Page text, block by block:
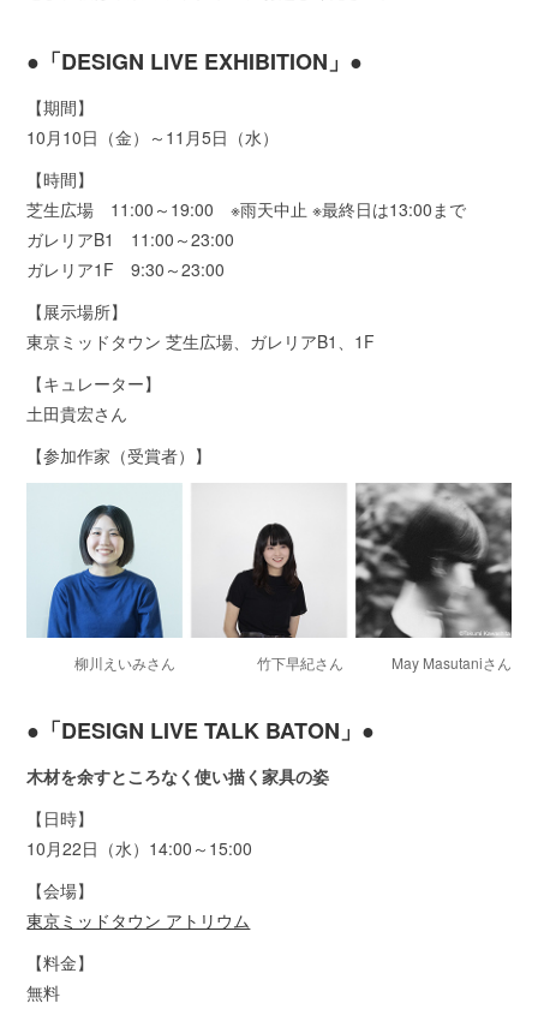
●「DESIGN LIVE EXHIBITION」●
【期間】
10月10日（金）～11月5日（水）
【時間】
芝生広場 11:00～19:00 ※雨天中止 ※最終日は13:00まで
ガレリアB1 11:00～23:00
ガレリア1F 9:30～23:00
【展示場所】
東京ミッドタウン 芝生広場、ガレリアB1、1F
【キュレーター】
土田貴宏さん
【参加作家（受賞者）】
柳川えいみさん 竹下早紀さん May Masutaniさん
●「DESIGN LIVE TALK BATON」●
木材を余すところなく使い描く家具の姿
【日時】
10月22日（水）14:00～15:00
【会場】
東京ミッドタウン アトリウム
【料金】
無料